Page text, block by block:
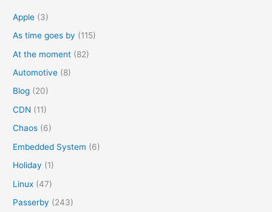
Apple (3)
As time goes by (115)
At the moment (82)
Automotive (8)
Blog (20)
CDN (11)
Chaos (6)
Embedded System (6)
Holiday (1)
Linux (47)
Passerby (243)